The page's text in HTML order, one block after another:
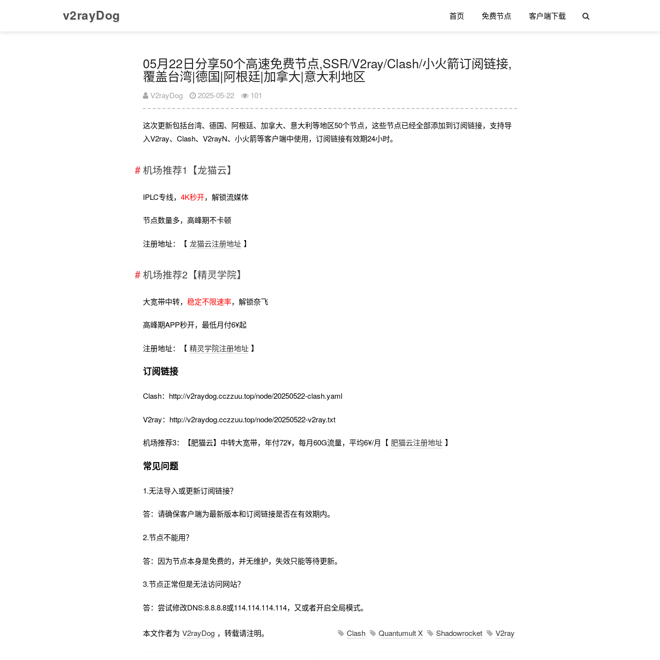
v2rayDog 首页 免费节点 客户端下载
05月22日分享50个高速免费节点,SSR/V2ray/Clash/小火箭订阅链接,
覆盖台湾|德国|阿根廷|加拿大|意大利地区
V2rayDog 2025-05-22 101
这次更新包括台湾、德国、阿根廷、加拿大、意大利等地区50个节点，这些节点已经全部添加到订阅链接，支持导
入V2ray、Clash、V2rayN、小火箭等客户端中使用，订阅链接有效期24小时。
机场推荐1【龙猫云】
IPLC专线，4K秒开，解锁流媒体
节点数量多，高峰期不卡顿
注册地址：【 龙猫云注册地址 】
机场推荐2【精灵学院】
大宽带中转，稳定不限速率，解锁奈飞
高峰期APP秒开，最低月付6¥起
注册地址：【 精灵学院注册地址 】
订阅链接
Clash：http://v2raydog.cczzuu.top/node/20250522-clash.yaml
V2ray：http://v2raydog.cczzuu.top/node/20250522-v2ray.txt
机场推荐3：【肥猫云】中转大宽带，年付72¥，每月60G流量，平均6¥/月【 肥猫云注册地址 】
常见问题
1.无法导入或更新订阅链接？
答：请确保客户端为最新版本和订阅链接是否在有效期内。
2.节点不能用？
答：因为节点本身是免费的，并无维护，失效只能等待更新。
3.节点正常但是无法访问网站？
答：尝试修改DNS:8.8.8.8或114.114.114.114，又或者开启全局模式。
本文作者为 V2rayDog ，转载请注明。 Clash Quantumult X Shadowrocket V2ray